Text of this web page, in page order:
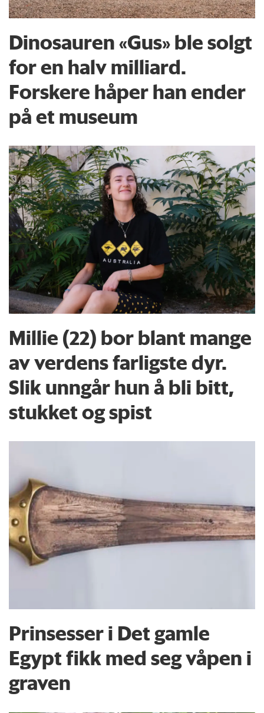
Dinosauren «Gus» ble solgt
for en halv milliard.
Forskere håper han ender
på et museum
Millie (22) bor blant mange
av verdens farligste dyr.
Slik unngår hun å bli bitt,
stukket og spist
Prinsesser i Det gamle
Egypt fikk med seg våpen i
graven